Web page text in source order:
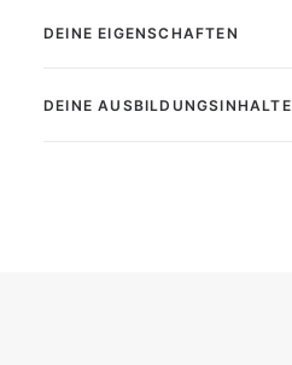
DEINE EIGENSCHAFTEN
DEINE AUSBILDUNGSINHALTE